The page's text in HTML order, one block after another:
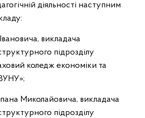
діяльності наступним
викладача
підрозділу
коледж економіки та
Миколайовича, викладача
підрозділу